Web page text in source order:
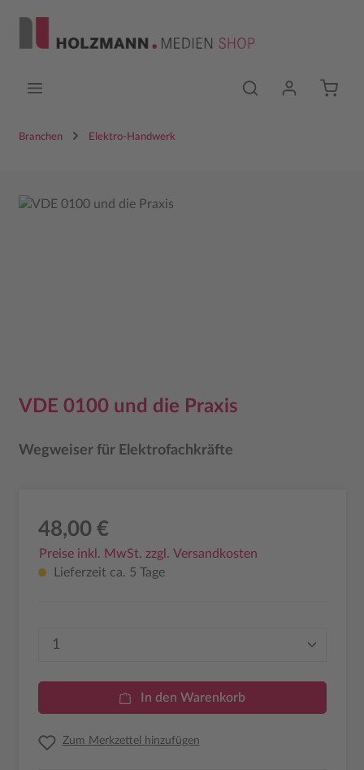
Branchen Elektro-Handwerk
Bildergalerie überspringen
VDE 0100 und die Praxis
Wegweiser für Elektrofachkräfte
48,00 €
Preise inkl. MwSt. zzgl. Versandkosten
Lieferzeit ca. 5 Tage
Produkt Anzahl: Gib den gewünschten
In den Warenkorb
Zum Merkzettel hinzufügen